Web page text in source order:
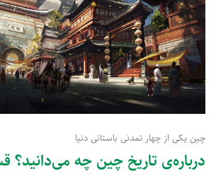
چین یکی از چهار تمدنی باستانی دنیا
درباره‌ی تاریخ چین چه